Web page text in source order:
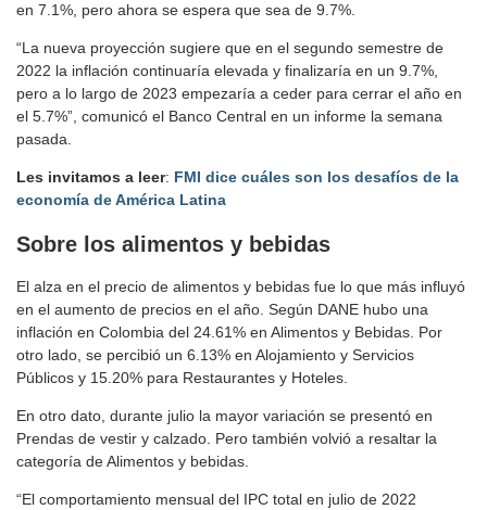
en 7.1%, pero ahora se espera que sea de 9.7%.
“La nueva proyección sugiere que en el segundo semestre de
2022 la inflación continuaría elevada y finalizaría en un 9.7%,
pero a lo largo de 2023 empezaría a ceder para cerrar el año en
el 5.7%”, comunicó el Banco Central en un informe la semana
pasada.
Les invitamos a leer: FMI dice cuáles son los desafíos de la
economía de América Latina
Sobre los alimentos y bebidas
El alza en el precio de alimentos y bebidas fue lo que más influyó
en el aumento de precios en el año. Según DANE hubo una
inflación en Colombia del 24.61% en Alimentos y Bebidas. Por
otro lado, se percibió un 6.13% en Alojamiento y Servicios
Públicos y 15.20% para Restaurantes y Hoteles.
En otro dato, durante julio la mayor variación se presentó en
Prendas de vestir y calzado. Pero también volvió a resaltar la
categoría de Alimentos y bebidas.
“El comportamiento mensual del IPC total en julio de 2022